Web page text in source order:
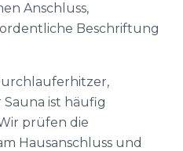
Anschluss,
Beschriftung
ist häufig
prüfen die
Hausanschluss und